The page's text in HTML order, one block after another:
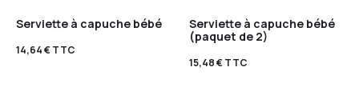
Serviette à capuche bébé
14,64€TTC
Serviette à capuche bébé
(paquet de 2)
15,48€TTC